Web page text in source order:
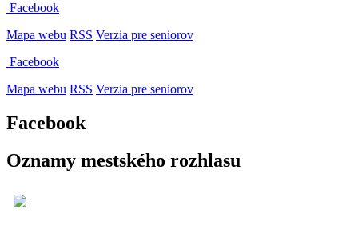
Facebook
Mapa webu RSS Verzia pre seniorov
Facebook
Mapa webu RSS Verzia pre seniorov
Facebook
Oznamy mestského rozhlasu